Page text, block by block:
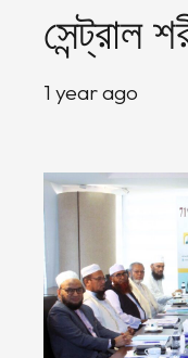
সেন্ট্রাল
1 year ago